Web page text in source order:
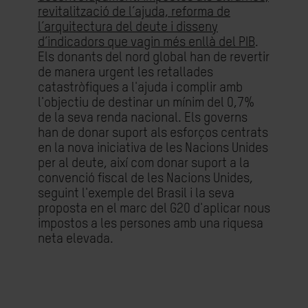
revitalització de l’ajuda, reforma de
l’arquitectura del deute i disseny
d’indicadors que vagin més enllà del PIB.
Els donants del nord global han de revertir
de manera urgent les retallades
catastròfiques a l'ajuda i complir amb
l'objectiu de destinar un mínim del 0,7%
de la seva renda nacional. Els governs
han de donar suport als esforços centrats
en la nova iniciativa de les Nacions Unides
per al deute, així com donar suport a la
convenció fiscal de les Nacions Unides,
seguint l'exemple del Brasil i la seva
proposta en el marc del G20 d'aplicar nous
impostos a les persones amb una riquesa
neta elevada.